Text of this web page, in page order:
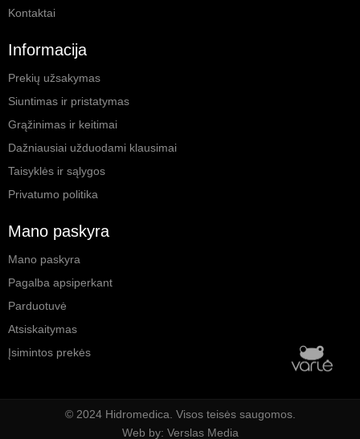
Kontaktai
Informacija
Prekių užsakymas
Siuntimas ir pristatymas
Grąžinimas ir keitimai
Dažniausiai užduodami klausimai
Taisyklės ir sąlygos
Privatumo politika
Mano paskyra
Mano paskyra
Pagalba apsiperkant
Parduotuvė
Atsiskaitymas
Įsimintos prekės
© 2024 Hidromedica. Visos teisės saugomos.
Web by: Verslas Media